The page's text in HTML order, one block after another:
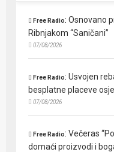
Free Radio:Osnovano
Ribnjakom “Saničani”
07/08/2026
Free Radio:Usvojen
besplatne placeve
07/08/2026
Free Radio:Večeras
domaći proizvodi i